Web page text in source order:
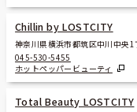
Chillin by LOSTCITY
神奈川県横浜市都筑区中川中央
045-530-5455
ホットペッパービューティ
Total Beauty LOSTCITY